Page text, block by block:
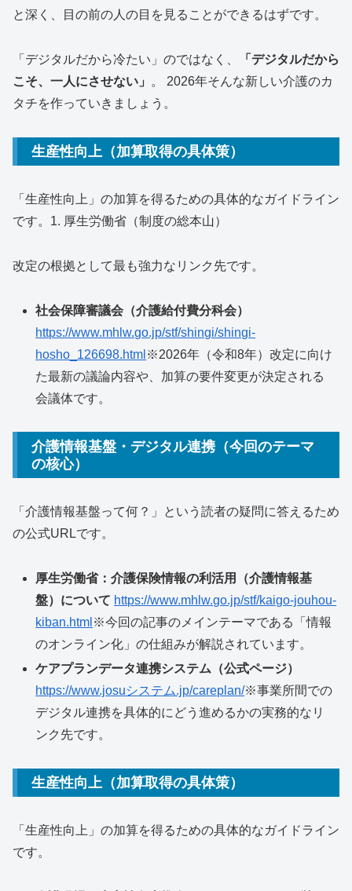
と深く、目の前の人の目を見ることができるはずです。
「デジタルだから冷たい」のではなく、
「デジタルだから
こそ、一人にさせない」
。 2026年そんな新しい介護のカ
タチを作っていきましょう。
生産性向上（加算取得の具体策）
「生産性向上」の加算を得るための具体的なガイドライン
です。1. 厚生労働省（制度の総本山）
改定の根拠として最も強力なリンク先です。
社会保障審議会（介護給付費分科会）
https://www.mhlw.go.jp/stf/shingi/shingi-
hosho_126698.html ※2026年（令和8年）改定に向け
た最新の議論内容や、加算の要件変更が決定される
会議体です。
介護情報基盤・デジタル連携（今回のテーマ
の核心）
「介護情報基盤って何？」という読者の疑問に答えるため
の公式URLです。
厚生労働省：介護保険情報の利活用（介護情報基
盤）について https://www.mhlw.go.jp/stf/kaigo-jouhou-
kiban.html ※今回の記事のメインテーマである「情報
のオンライン化」の仕組みが解説されています。
ケアプランデータ連携システム（公式ページ）
https://www.josuシステム.jp/careplan/※事業所間での
デジタル連携を具体的にどう進めるかの実務的なリ
ンク先です。
生産性向上（加算取得の具体策）
「生産性向上」の加算を得るための具体的なガイドライン
です。